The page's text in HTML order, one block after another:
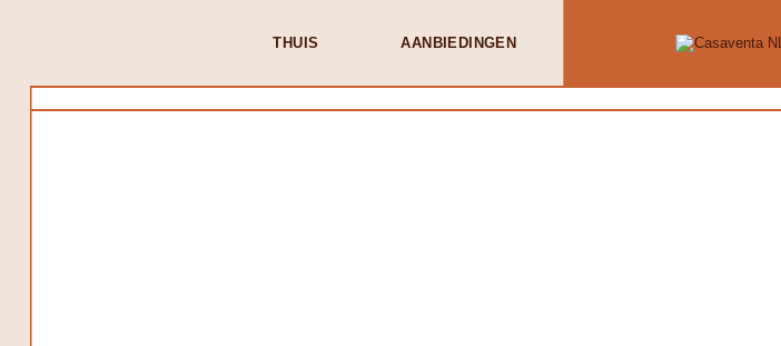
THUIS AANBIEDINGEN